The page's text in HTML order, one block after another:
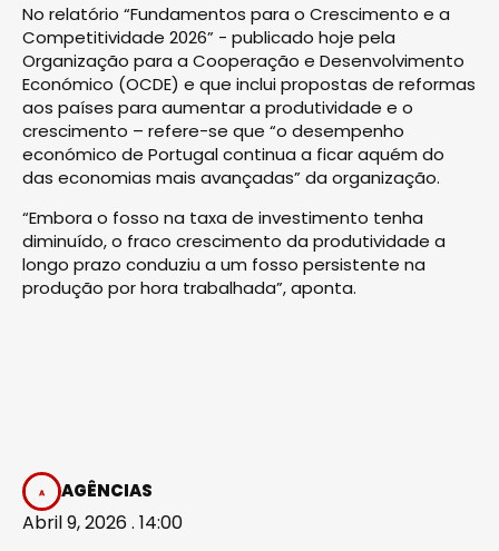
No relatório “Fundamentos para o Crescimento e a
Competitividade 2026” - publicado hoje pela
Organização para a Cooperação e Desenvolvimento
Económico (OCDE) e que inclui propostas de reformas
aos países para aumentar a produtividade e o
crescimento – refere-se que “o desempenho
económico de Portugal continua a ficar aquém do
das economias mais avançadas” da organização.
“Embora o fosso na taxa de investimento tenha
diminuído, o fraco crescimento da produtividade a
longo prazo conduziu a um fosso persistente na
produção por hora trabalhada”, aponta.
AGÊNCIAS
Abril 9, 2026 . 14:00